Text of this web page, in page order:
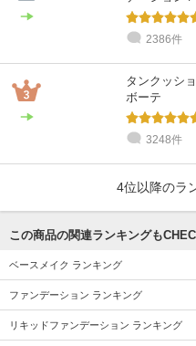
2386件
タンクッシ
ボーテ
3248件
4位以降のラ
この商品の関連ランキングも
ベースメイク ランキング
ファンデーション ランキング
リキッドファンデーション ランキング